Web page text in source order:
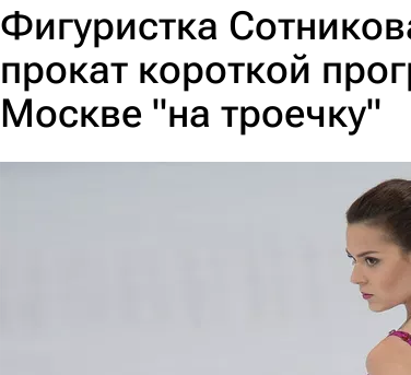
Фигуристка
прокат короткой
Москве "на троечку"